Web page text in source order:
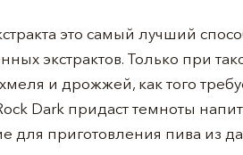
это самый лучший
экстрактов. Только при
и дрожжей, как того
Dark придаст темноты
для приготовления пива из